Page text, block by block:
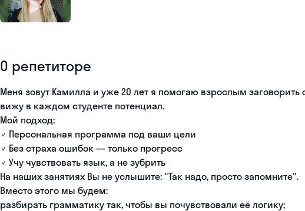
О репетиторе
Меня зовут Камилла и уже 20 лет я помогаю взрослым
вижу в каждом студенте потенциал.
Мой подход:
✓ Персональная программа под ваши цели
✓ Без страха ошибок — только прогресс
✓ Учу чувствовать язык, а не зубрить
На наших занятиях Вы не услышите: "Так надо, просто запомните".
Вместо этого мы будем:
разбирать грамматику так, чтобы вы почувствовали её логику;